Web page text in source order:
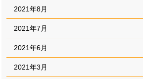
2021年8月
2021年7月
2021年6月
2021年3月